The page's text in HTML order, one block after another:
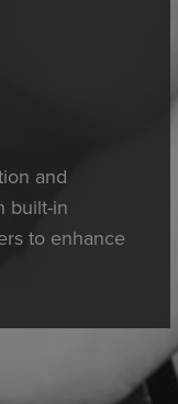
and
built-in
to enhance